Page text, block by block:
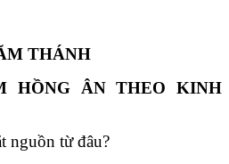
THÁNH
HỒNG ÂN THEO KINH
nguồn từ đâu?